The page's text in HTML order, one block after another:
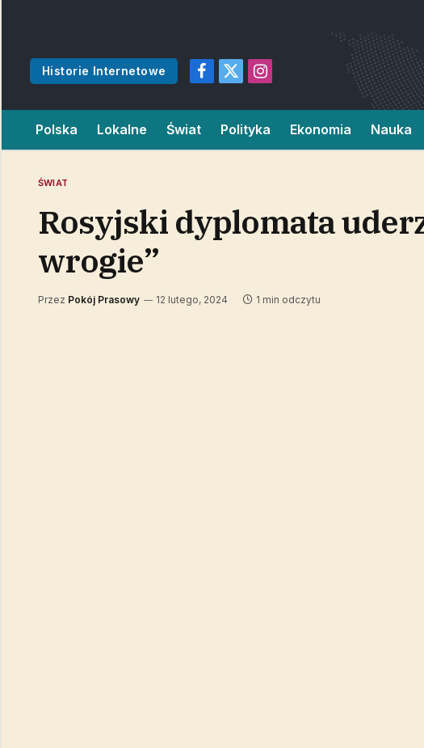
Historie Internetowe
Facebook
X
Instagram
Polska Lokalne Świat Polityka Ekonomia Nauka
ŚWIAT
Rosyjski dyplomata
wrogie”
Przez Pokój Prasowy 12 lutego, 2024 1 min odczytu